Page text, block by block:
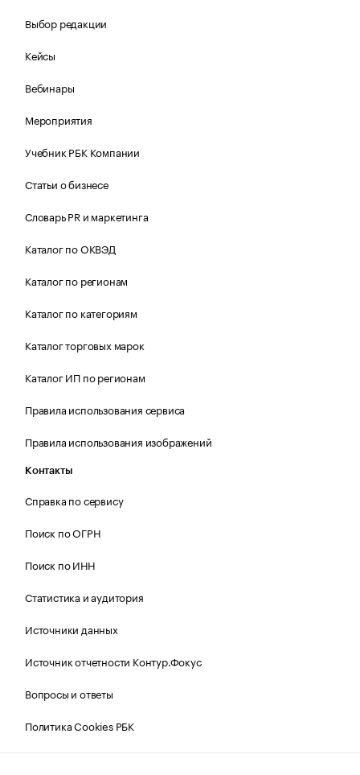
Выбор редакции
Кейсы
Вебинары
Мероприятия
Учебник РБК Компании
Статьи о бизнесе
Словарь PR и маркетинга
Каталог по ОКВЭД
Каталог по регионам
Каталог по категориям
Каталог торговых марок
Каталог ИП по регионам
Правила использования сервиса
Правила использования изображений
Контакты
Справка по сервису
Поиск по ОГРН
Поиск по ИНН
Статистика и аудитория
Источники данных
Источник отчетности Контур.Фокус
Вопросы и ответы
Политика Cookies РБК